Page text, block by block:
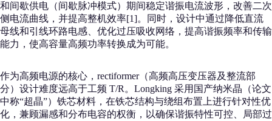
和间歇供电（间歇脉冲模式）期间稳定谐振电流波形，改善二次
侧电流曲线，并提高整机效率[1]。同时，设计中通过降低直流
母线和引线环路电感、优化过压吸收网络，提高谐振频率和传输
能力，使高容量高频功率转换成为可能。
作为高频电源的核心，rectiformer（高频高压变压器及整流部
分）设计难度远高于工频 T/R。Longking 采用国产纳米晶（论文
中称“超晶”）铁芯材料，在铁芯结构与绕组布置上进行针对性优
化，兼顾漏感和分布电容的权衡，以确保谐振特性可控、局部过